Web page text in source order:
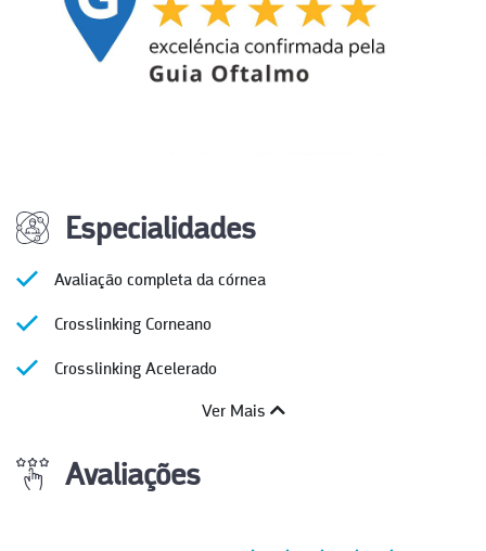
Especialidades
Avaliação completa da córnea
Crosslinking Corneano
Crosslinking Acelerado
Ver Mais
Avaliações